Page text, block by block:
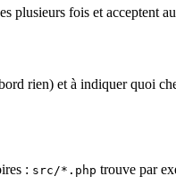
plusieurs fois et acceptent
rien) et à indiquer quoi
: src/*.php trouve par